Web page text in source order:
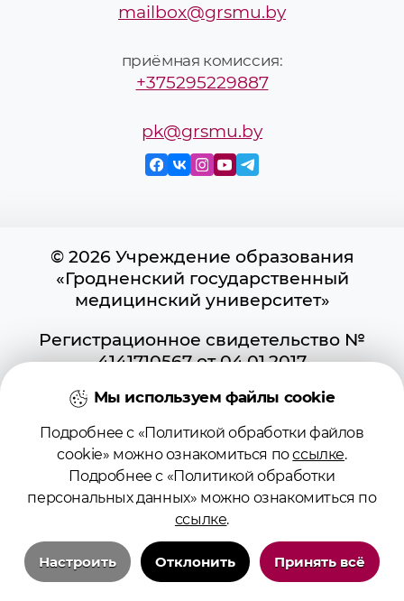
mailbox@grsmu.by
приёмная комиссия:
+375295229887
pk@grsmu.by
© 2026 Учреждение образования
«Гродненский государственный
медицинский университет»
Регистрационное свидетельство №
4141710567 от 04.01.2017
информационных ресурсов
Использование материалов сайта
возможно при условии указания
активной ссылки на первоисточник.
Положение о защите информации
Политика в отношении обработки
Политика видеонаблюдения
Настройка cookie
Мы используем файлы cookie
Подробнее с «Политикой обработки файлов
cookie» можно ознакомиться поссылке.
Подробнее с «Политикой обработки
персональных данных» можно ознакомиться по
ссылке.
Настроить Отклонить Принять всё